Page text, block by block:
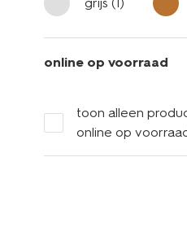
online op voorraad
toon alleen
online op